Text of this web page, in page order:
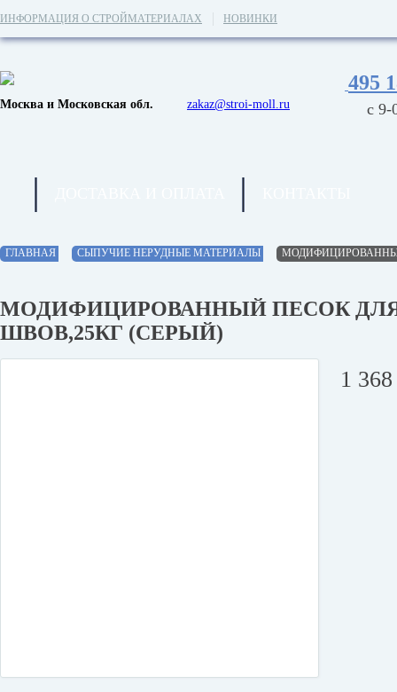
ИНФОРМАЦИЯ О СТРОЙМАТЕРИАЛАХ НОВИНКИ
Москва и Московская обл. zakaz@stroi-moll.ru
495
с 9-
ГЛАВНАЯ СЫПУЧИЕ НЕРУДНЫЕ МАТЕРИАЛЫ
МОДИФИЦИРОВАННЫЙ ПЕСОК
ШВОВ,25КГ (СЕРЫЙ)
1